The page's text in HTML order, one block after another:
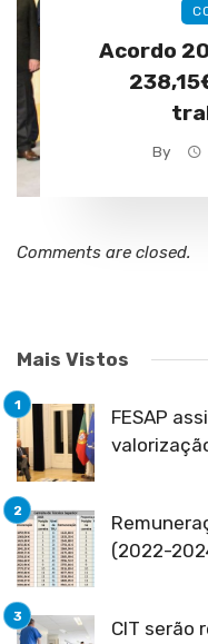
Acordo
By
Comments are closed.
Mais Vistos
FESAP
(2022-
CIT serão